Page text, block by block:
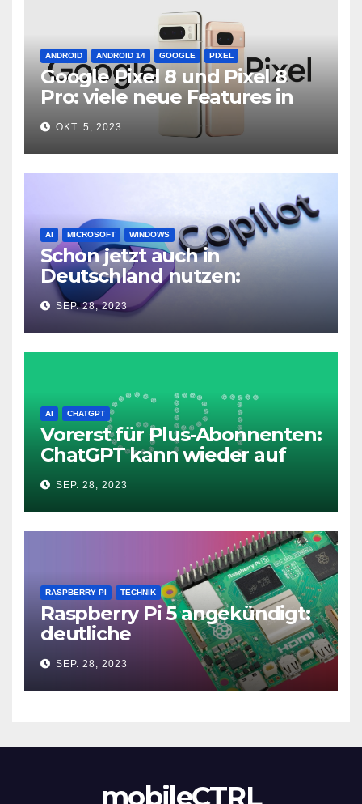
ANDROID ANDROID 14 GOOGLE PIXEL
Google Pixel 8 und Pixel 8
Pro: viele neue Features in
neuer Hardware
OKT. 5, 2023
AI MICROSOFT WINDOWS
Schon jetzt auch in
Deutschland nutzen:
Microsoft Copilot in Windows
11 SEP. 28, 2023
AI CHATGPT
Vorerst für Plus-Abonnenten:
ChatGPT kann wieder auf
das Internet zugreifen
SEP. 28, 2023
RASPBERRY PI TECHNIK
Raspberry Pi 5 angekündigt:
deutliche
Leistungssteigerung und bis
zu 2x 4K60
SEP. 28, 2023
mobileCTRL